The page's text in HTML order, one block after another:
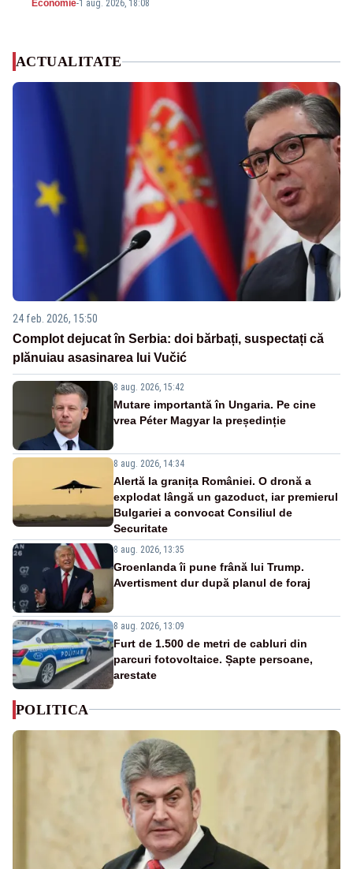
Economie-1 aug. 2026, 18:08
ACTUALITATE
24 feb. 2026, 15:50
Complot dejucat în Serbia: doi bărbați, suspectați că
plănuiau asasinarea lui Vučić
8 aug. 2026, 15:42
Mutare importantă în Ungaria. Pe cine
vrea Péter Magyar la președinție
8 aug. 2026, 14:34
Alertă la granița României. O dronă a
explodat lângă un gazoduct, iar premierul
Bulgariei a convocat Consiliul de
Securitate
8 aug. 2026, 13:35
Groenlanda îi pune frână lui Trump.
Avertisment dur după planul de foraj
8 aug. 2026, 13:09
Furt de 1.500 de metri de cabluri din
parcuri fotovoltaice. Șapte persoane,
arestate
POLITICA